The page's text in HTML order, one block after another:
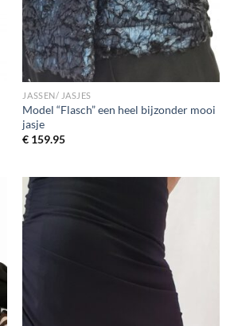
JASSEN/ JASJES
Model “Flasch” een heel bijzonder mooi
jasje
€ 159.95
Toevoegen